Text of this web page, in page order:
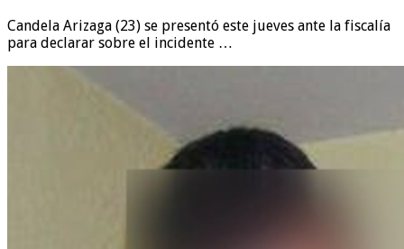
Candela Arizaga (23) se presentó este jueves ante la fiscalía
para declarar sobre el incidente …